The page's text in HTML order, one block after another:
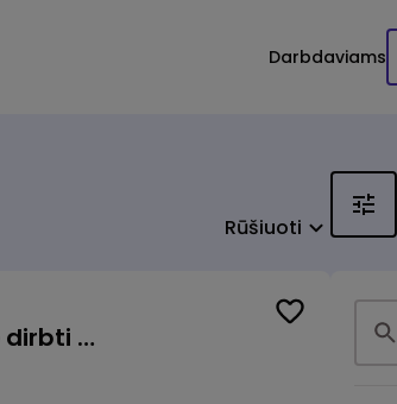
Darbdaviams
Rūšiuoti
Krovėjas (-a) Ringauduose (galimybė dirbti nepilnu etatu)